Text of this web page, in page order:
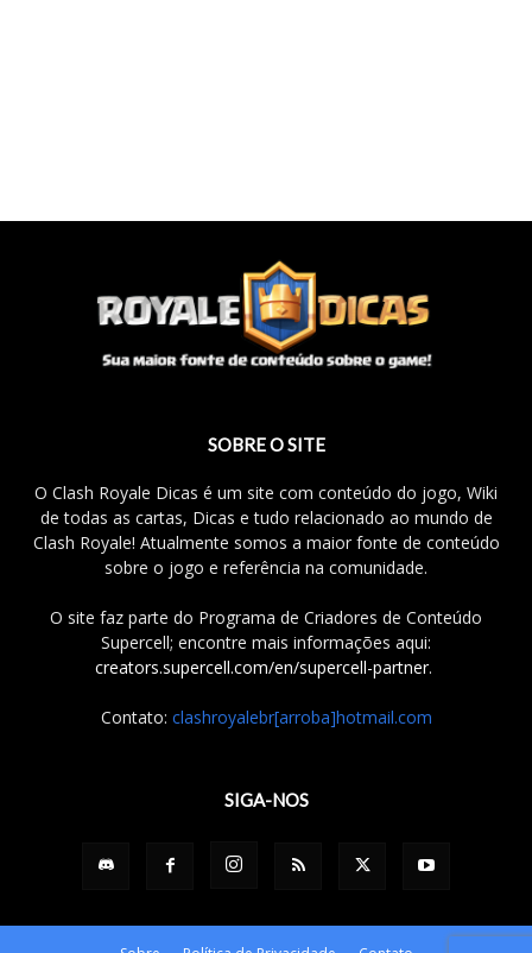
SOBRE O SITE
O Clash Royale Dicas é um site com conteúdo do jogo, Wiki
de todas as cartas, Dicas e tudo relacionado ao mundo de
Clash Royale! Atualmente somos a maior fonte de conteúdo
sobre o jogo e referência na comunidade.
O site faz parte do Programa de Criadores de Conteúdo
Supercell; encontre mais informações aqui:
creators.supercell.com/en/supercell-partner.
Contato: clashroyalebr[arroba]hotmail.com
SIGA-NOS